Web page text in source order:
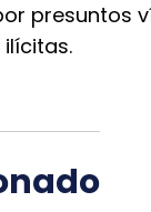
presuntos